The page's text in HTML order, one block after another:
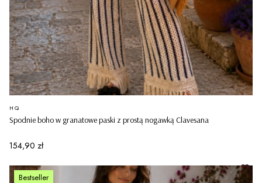
Spodnie boho w granatowe paski z prostą nogawką Clavesana
PRODUCENT
HQ
Cena
154,90 zł
Bestseller